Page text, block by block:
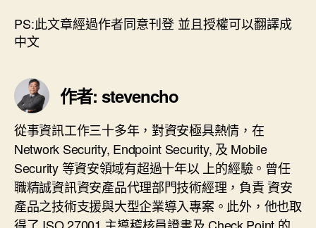
PS:此文章經過作者同意刊登 並且授權可以翻譯成
中文
作者: stevencho
從事資訊工作三十多年，對資安極具熱情，在
Network Security, Endpoint Security, 及 Mobile
Security 等資安領域有超過十年以 上的經驗。曾任
職精誠資訊資安產品代理部門技術經理，負責 資安
產品之技術支援與大型企業導入專案。此外，他也取